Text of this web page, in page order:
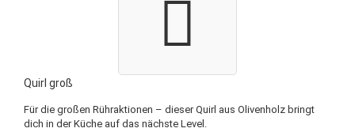
Quirl groß
Für die großen Rühraktionen – dieser Quirl aus Olivenholz bringt
dich in der Küche auf das nächste Level.